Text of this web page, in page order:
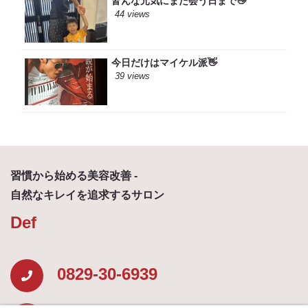
44 views
今日だけはマイケル派👋
39 views
習慣から始める美容改善 -
自然なキレイを追求するサロン
Def
0829-30-6939